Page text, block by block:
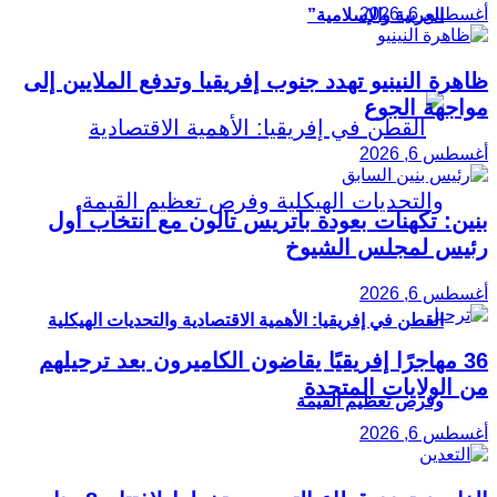
العربية والإسلامية”
القطن في إفريقيا: الأهمية الاقتصادية والتحديات الهيكلية
وفرص تعظيم القيمة
أغسطس 6, 2026
ظاهرة النينيو تهدد جنوب إفريقيا وتدفع الملايين إلى
مواجهة الجوع
أغسطس 6, 2026
بنين: تكهنات بعودة باتريس تالون مع انتخاب أول
رئيس لمجلس الشيوخ
أغسطس 6, 2026
36 مهاجرًا إفريقيًا يقاضون الكاميرون بعد ترحيلهم
من الولايات المتحدة
أغسطس 6, 2026